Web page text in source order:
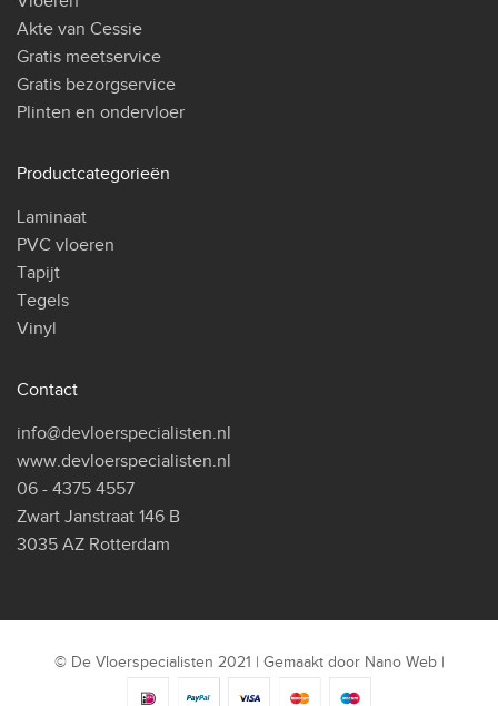
Akte van Cessie
Gratis meetservice
Gratis bezorgservice
Plinten en ondervloer
Productcategorieën
Laminaat
PVC vloeren
Tapijt
Tegels
Vinyl
Contact
info@devloerspecialisten.nl
www.devloerspecialisten.nl
06 - 4375 4557
Zwart Janstraat 146 B
3035 AZ Rotterdam
© De Vloerspecialisten 2021 | Gemaakt door Nano Web|